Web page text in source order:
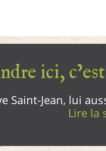
ici,
Saint-Jean, lui
Lire la